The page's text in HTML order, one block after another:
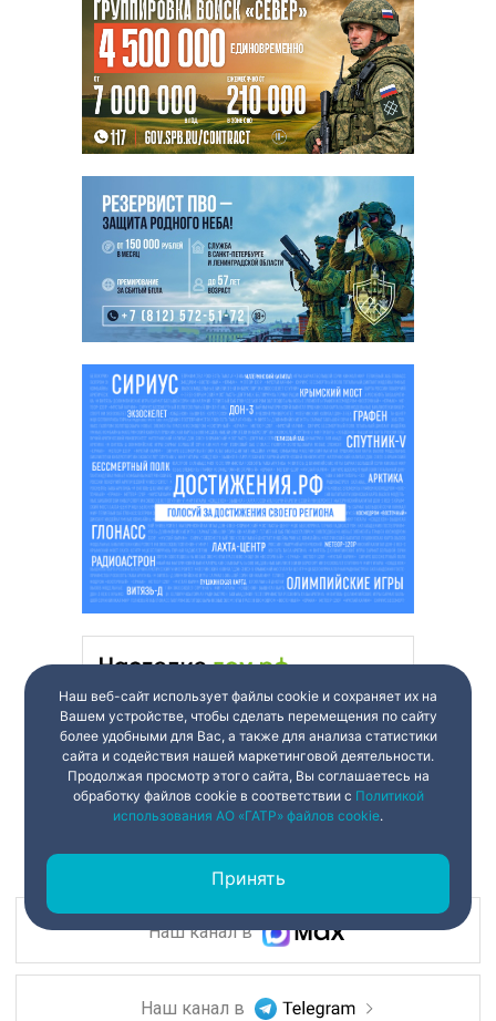
Наш канал в
Наш канал в
Наш веб-сайт использует файлы cookie и сохраняет их на
Вашем устройстве, чтобы сделать перемещения по сайту
более удобными для Вас, а также для анализа статистики
сайта и содействия нашей маркетинговой деятельности.
Продолжая просмотр этого сайта, Вы соглашаетесь на
обработку файлов cookie в соответствии с Политикой
использования АО «ГАТР» файлов cookie.
Принять